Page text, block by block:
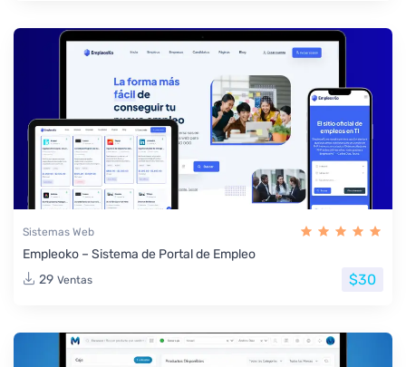
Sistemas Web
Empleoko – Sistema de Portal de Empleo
29 Ventas $30